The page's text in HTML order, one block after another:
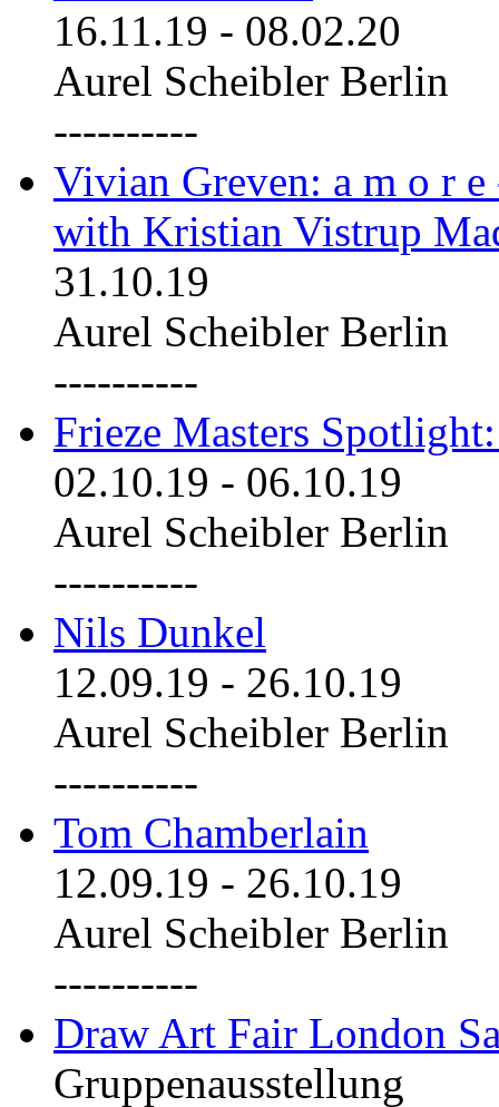
16.11.19 - 08.02.20
Aurel Scheibler Berlin
----------
Vivian Greven: a m o r
with Kristian Vistrup
31.10.19
Aurel Scheibler Berlin
----------
Frieze Masters
02.10.19 - 06.10.19
Aurel Scheibler Berlin
----------
Nils Dunkel
12.09.19 - 26.10.19
Aurel Scheibler Berlin
----------
Tom Chamberlain
12.09.19 - 26.10.19
Aurel Scheibler Berlin
----------
Draw Art Fair London
Gruppenausstellung